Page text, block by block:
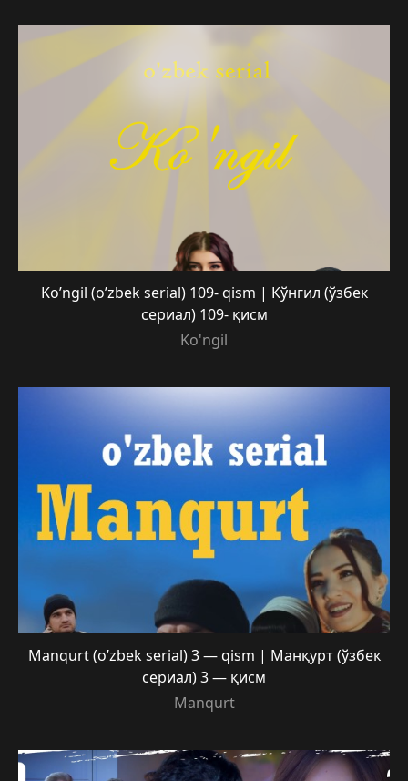
Ko’ngil (o’zbek serial) 109- qism | Кўнгил (ўзбек
сериал) 109- қисм
Ko'ngil
Manqurt (o’zbek serial) 3 — qism | Манқурт (ўзбек
сериал) 3 — қисм
Manqurt